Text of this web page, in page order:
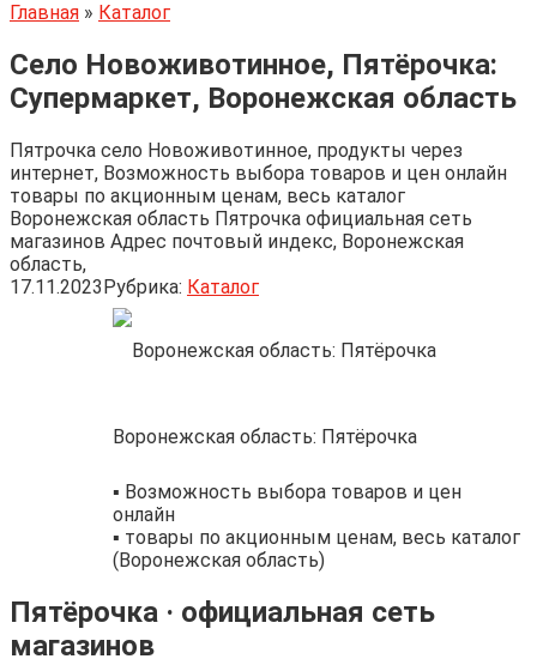
Главная » Каталог
Село Новоживотинное, Пятёрочка:
Супермаркет, Воронежская область
Пятрочка село Новоживотинное, продукты через
интернет, Возможность выбора товаров и цен онлайн
товары по акционным ценам, весь каталог
Воронежская область Пятрочка официальная сеть
магазинов Адрес почтовый индекс, Воронежская
область,
17.11.2023Рубрика: Каталог
Воронежская область: Пятёрочка
▪️ Возможность выбора товаров и цен
онлайн
▪️ товары по акционным ценам, весь каталог
(Воронежская область)
Пятёрочка · официальная сеть
магазинов